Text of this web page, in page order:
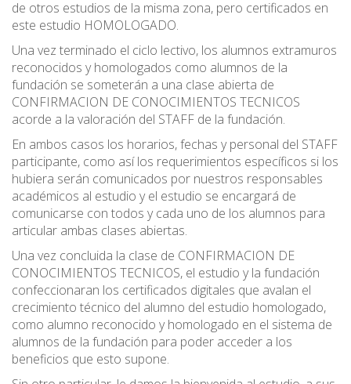
de otros estudios de la misma zona, pero certificados en
este estudio HOMOLOGADO.
Una vez terminado el ciclo lectivo, los alumnos extramuros
reconocidos y homologados como alumnos de la
fundación se someterán a una clase abierta de
CONFIRMACION DE CONOCIMIENTOS TECNICOS
acorde a la valoración del STAFF de la fundación.
En ambos casos los horarios, fechas y personal del STAFF
participante, como así los requerimientos específicos si los
hubiera serán comunicados por nuestros responsables
académicos al estudio y el estudio se encargará de
comunicarse con todos y cada uno de los alumnos para
articular ambas clases abiertas.
Una vez concluida la clase de CONFIRMACION DE
CONOCIMIENTOS TECNICOS, el estudio y la fundación
confeccionaran los certificados digitales que avalan el
crecimiento técnico del alumno del estudio homologado,
como alumno reconocido y homologado en el sistema de
alumnos de la fundación para poder acceder a los
beneficios que esto supone.